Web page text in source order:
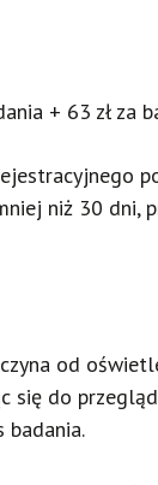
+ 63 zł za
niż 30
od
się do
badania.